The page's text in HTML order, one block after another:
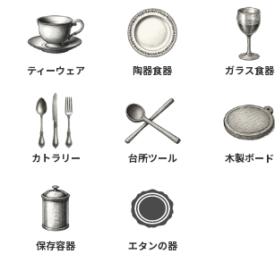
ティーウェア 陶器食器 ガラス食器
カトラリー 台所ツール 木製ボード
保存容器 エタンの器